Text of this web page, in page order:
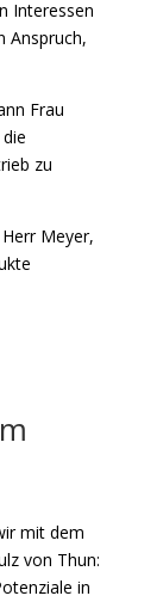
Interessen
Anspruch,
Frau
zu
Meyer,
mit dem
von Thun:
in